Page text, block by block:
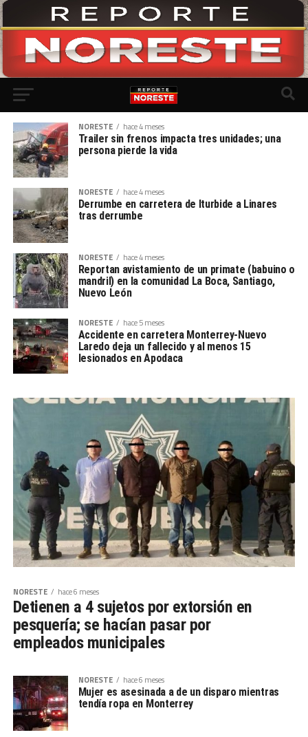
NORESTE hace 4 meses
Trailer sin frenos impacta tres unidades; una
persona pierde la vida
NORESTE hace 4 meses
Derrumbe en carretera de Iturbide a Linares
tras derrumbe
NORESTE hace 4 meses
Reportan avistamiento de un primate (babuino o
mandril) en la comunidad La Boca, Santiago,
Nuevo León
NORESTE hace 5 meses
Accidente en carretera Monterrey-Nuevo
Laredo deja un fallecido y al menos 15
lesionados en Apodaca
NORESTE hace 6 meses
Detienen a 4 sujetos por extorsión en
pesquería; se hacían pasar por
empleados municipales
NORESTE hace 6 meses
Mujer es asesinada a de un disparo mientras
tendía ropa en Monterrey